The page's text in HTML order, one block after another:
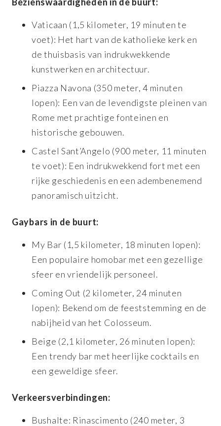
Vaticaan (1,5 kilometer, 19 minuten te
voet): Het hart van de katholieke kerk en
de thuisbasis van indrukwekkende
kunstwerken en architectuur.
Piazza Navona (350 meter, 4 minuten
lopen): Een van de levendigste pleinen van
Rome met prachtige fonteinen en
historische gebouwen.
Castel Sant’Angelo (900 meter, 11 minuten
te voet): Een indrukwekkend fort met een
rijke geschiedenis en een adembenemend
panoramisch uitzicht.
Gaybars in de buurt:
My Bar (1,5 kilometer, 18 minuten lopen):
Een populaire homobar met een gezellige
sfeer en vriendelijk personeel.
Coming Out (2 kilometer, 24 minuten
lopen): Bekend om de feeststemming en de
nabijheid van het Colosseum.
Beige (2,1 kilometer, 26 minuten lopen):
Een trendy bar met heerlijke cocktails en
een geweldige sfeer.
Verkeersverbindingen:
Bushalte: Rinascimento (240 meter, 3